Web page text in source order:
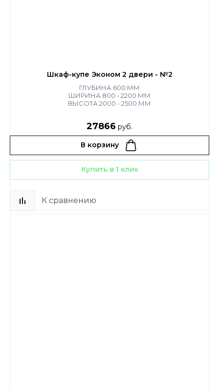
Шкаф-купе Эконом 2 двери - №2
ГЛУБИНА 600 ММ
ШИРИНА 800 - 2200 ММ
ВЫСОТА 2000 - 2500 ММ
27866 руб.
В корзину
Купить в 1 клик
К сравнению